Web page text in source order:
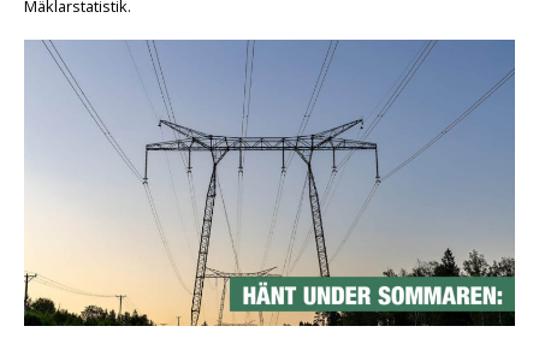
Mäklarstatistik.